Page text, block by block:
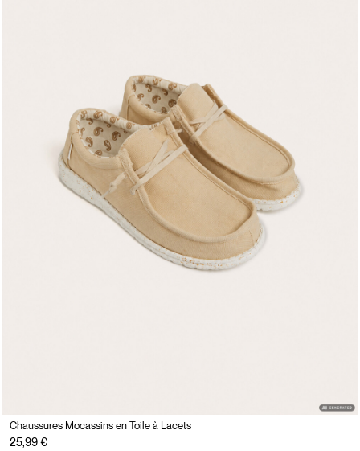
Chaussures Mocassins en Toile à Lacets
25,99 €